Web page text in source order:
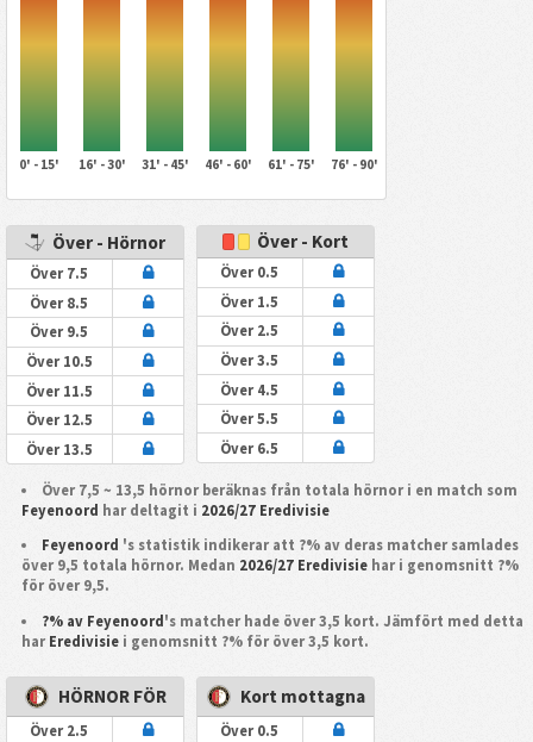
0' - 15' 16' - 30' 31' - 45' 46' - 60' 61' - 75' 76' - 90'
Över - Hörnor
Över 7.5
Över 8.5
Över 9.5
Över 10.5
Över 11.5
Över 12.5
Över 13.5
Över - Kort
Över 0.5
Över 1.5
Över 2.5
Över 3.5
Över 4.5
Över 5.5
Över 6.5
Över 7,5 ~ 13,5 hörnor beräknas från totala hörnor i en match som
Feyenoord har deltagit i 2026/27 Eredivisie
Feyenoord 's statistik indikerar att ?% av deras matcher samlades
över 9,5 totala hörnor. Medan 2026/27 Eredivisiehar i genomsnitt ?%
för över 9,5.
?% av Feyenoord 's matcher hade över 3,5 kort. Jämfört med detta
har Eredivisiei genomsnitt ?% för över 3,5 kort.
HÖRNOR FÖR
Över 2.5
Kort mottagna
Över 0.5